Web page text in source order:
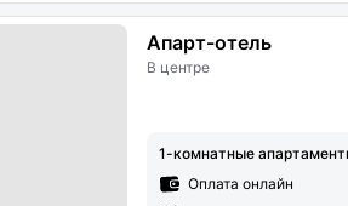
Апарт-отель
В центре
1-комнатные
Оплата онлайн